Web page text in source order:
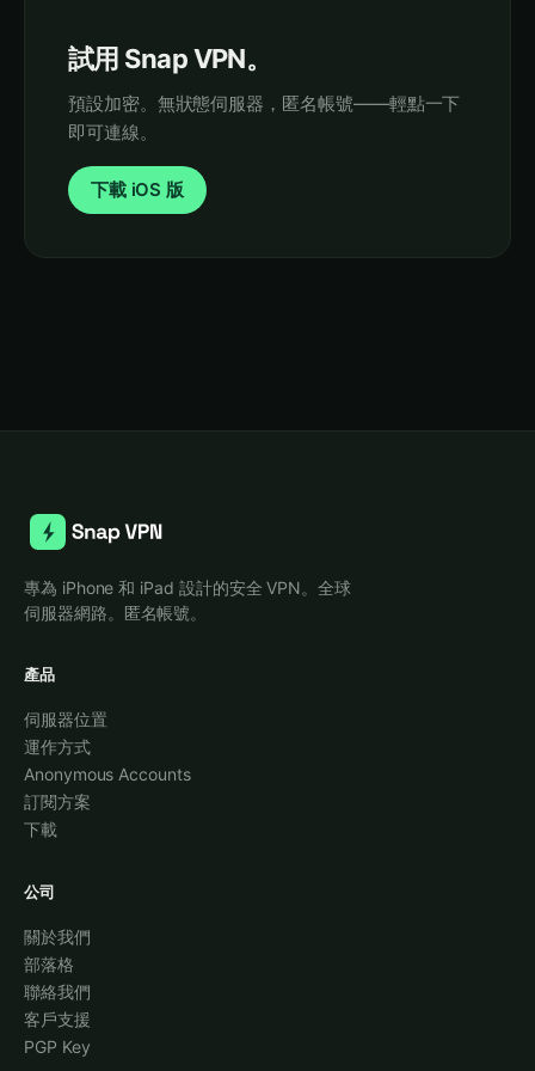
試用 Snap VPN。
預設加密。無狀態伺服器，匿名帳號——輕點一下
即可連線。
下載 iOS 版
專為 iPhone 和 iPad 設計的安全 VPN。全球
伺服器網路。匿名帳號。
產品
伺服器位置
運作方式
Anonymous Accounts
訂閱方案
下載
公司
關於我們
部落格
聯絡我們
客戶支援
PGP Key